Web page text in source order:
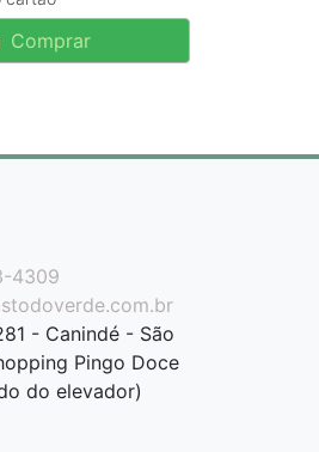
Comprar
4309
- Canindé - São
Pingo Doce
do elevador)